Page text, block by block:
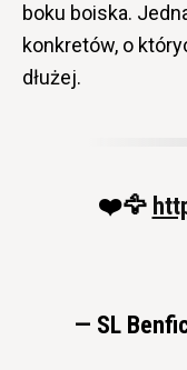
boku boiska.
konkretów, o
dłużej.
❤️🦅
— SL